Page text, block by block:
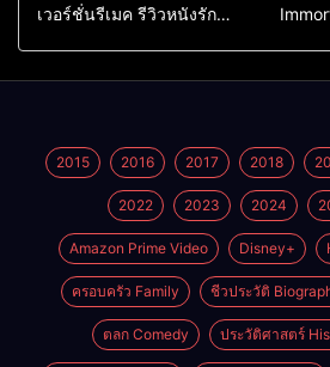
เวอร์ชั่นรีเมค รีวิวหนังรัก
2015 2016 2017 2018
2022 2023 2024
Amazon Prime Video Disney+
ครอบครัว Family ชีวประวัติ
ตลก Comedy ประวัติศาสตร์